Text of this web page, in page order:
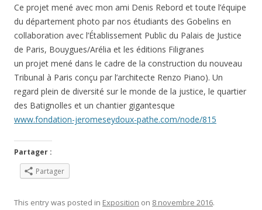
Ce projet mené avec mon ami Denis Rebord et toute l’équipe
du département photo par nos étudiants des Gobelins en
collaboration avec l’Établissement Public du Palais de Justice
de Paris, Bouygues/Arélia et les éditions Filigranes
un projet mené dans le cadre de la construction du nouveau
Tribunal à Paris conçu par l’architecte Renzo Piano). Un
regard plein de diversité sur le monde de la justice, le quartier
des Batignolles et un chantier gigantesque
www.fondation-jeromeseydoux-pathe.com/node/815
Partager :
Partager
This entry was posted in Exposition on 8 novembre 2016.